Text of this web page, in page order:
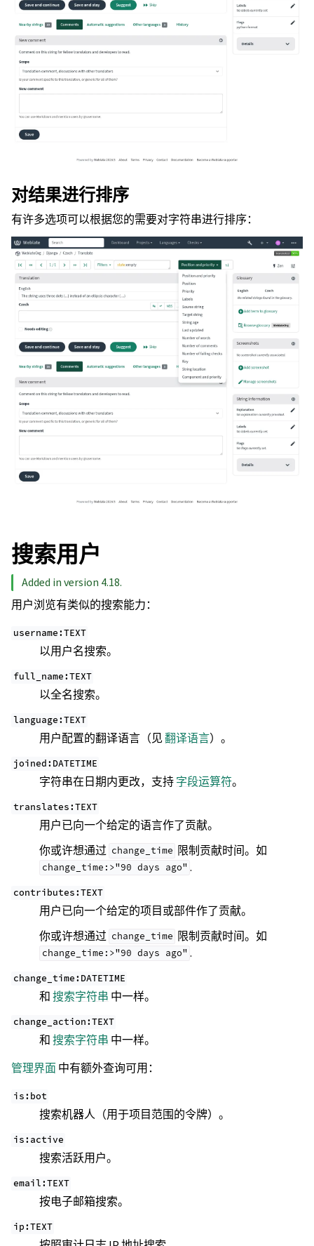
对结果进行排序
有许多选项可以根据您的需要对字符串进行排序：
搜索用户
Added in version 4.18.
用户浏览有类似的搜索能力：
username:TEXT
以用户名搜索。
full_name:TEXT
以全名搜索。
language:TEXT
用户配置的翻译语言（见翻译语言）。
joined:DATETIME
字符串在日期内更改，支持字段运算符。
translates:TEXT
用户已向一个给定的语言作了贡献。
你或许想通过 change_time 限制贡献时间。如
change_time:>"90 days ago" .
contributes:TEXT
用户已向一个给定的项目或部件作了贡献。
你或许想通过 change_time 限制贡献时间。如
change_time:>"90 days ago" .
change_time:DATETIME
和搜索字符串 中一样。
change_action:TEXT
和搜索字符串 中一样。
管理界面中有额外查询可用：
is:bot
搜索机器人（用于项目范围的令牌）。
is:active
搜索活跃用户。
email:TEXT
按电子邮箱搜索。
ip:TEXT